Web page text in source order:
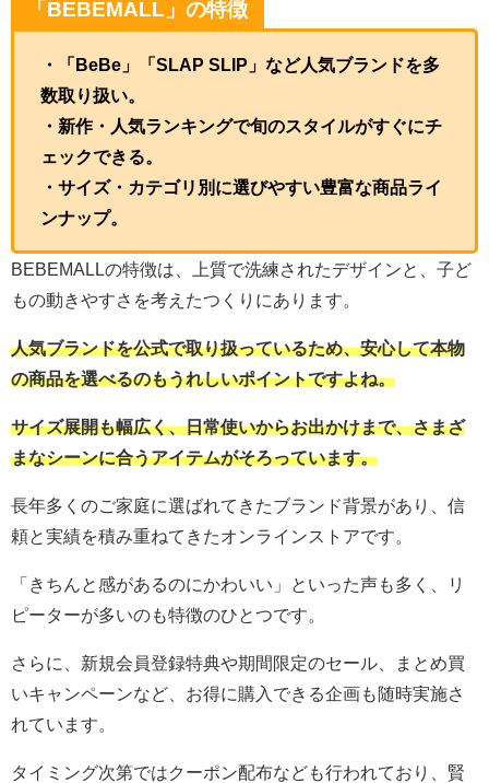
「BEBEMALL」の特徴
・「BeBe」「SLAP SLIP」など人気ブランドを多
数取り扱い。
・新作・人気ランキングで旬のスタイルがすぐにチ
ェックできる。
・サイズ・カテゴリ別に選びやすい豊富な商品ライ
ンナップ。
BEBEMALLの特徴は、上質で洗練されたデザインと、子ど
もの動きやすさを考えたつくりにあります。
人気ブランドを公式で取り扱っているため、安心して本物
の商品を選べるのもうれしいポイントですよね。
サイズ展開も幅広く、日常使いからお出かけまで、さまざ
まなシーンに合うアイテムがそろっています。
長年多くのご家庭に選ばれてきたブランド背景があり、信
頼と実績を積み重ねてきたオンラインストアです。
「きちんと感があるのにかわいい」といった声も多く、リ
ピーターが多いのも特徴のひとつです。
さらに、新規会員登録特典や期間限定のセール、まとめ買
いキャンペーンなど、お得に購入できる企画も随時実施さ
れています。
タイミング次第ではクーポン配布なども行われており、賢